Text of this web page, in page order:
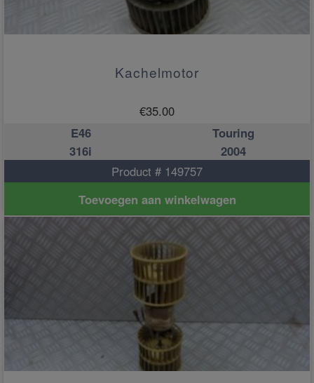
Kachelmotor
€35.00
E46
Touring
316i
2004
Product # 149757
Toevoegen aan winkelwagen